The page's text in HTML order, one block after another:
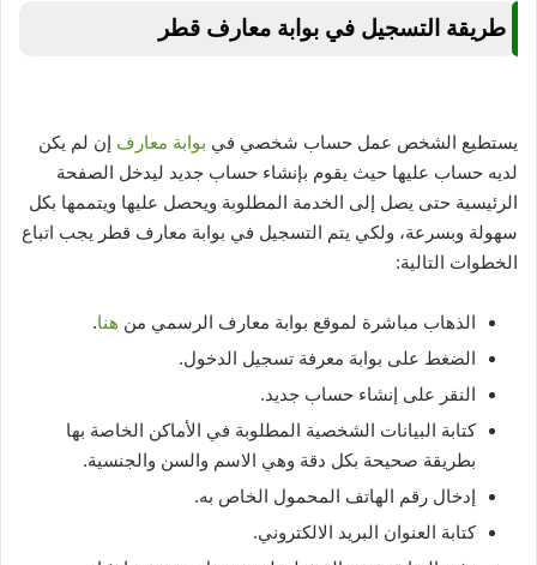
طريقة التسجيل في بوابة معارف قطر
يستطيع الشخص عمل حساب شخصي في بوابة معارف إن لم يكن
لديه حساب عليها حيث يقوم بإنشاء حساب جديد ليدخل الصفحة
الرئيسية حتى يصل إلى الخدمة المطلوبة ويحصل عليها ويتممها بكل
سهولة وبسرعة، ولكي يتم التسجيل في بوابة معارف قطر يجب اتباع
الخطوات التالية:
الذهاب مباشرة لموقع بوابة معارف الرسمي من هنا.
الضغط على بوابة معرفة تسجيل الدخول.
النقر على إنشاء حساب جديد.
كتابة البيانات الشخصية المطلوبة في الأماكن الخاصة بها
بطريقة صحيحة بكل دقة وهي الاسم والسن والجنسية.
إدخال رقم الهاتف المحمول الخاص به.
كتابة العنوان البريد الالكتروني.